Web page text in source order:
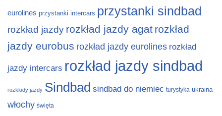
eurolines przystanki intercars przystanki sindbad
rozkład jazdy rozkład jazdy agat rozkład
jazdy eurobus rozkład jazdy eurolines rozkład
jazdy intercars rozkład jazdy sindbad
rozkłady jazdy Sindbad sindbad do niemiec turystyka ukraina
włochy święta